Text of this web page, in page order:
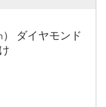
） ダイヤモンド